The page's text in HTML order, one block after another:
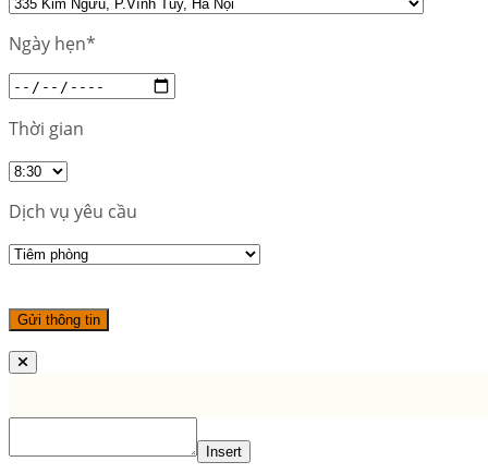
Ngày hẹn*
Thời gian
Dịch vụ yêu cầu
Insert